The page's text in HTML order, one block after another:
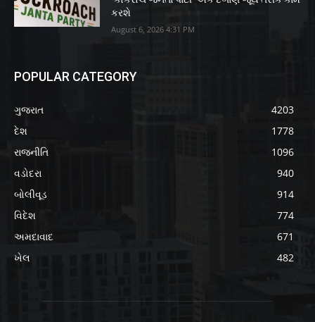
કરશે
August 6, 2026 4:31 PM
POPULAR CATEGORY
ગુજરાત
4203
દેશ
1778
રાજનીતિ
1096
વડોદરા
940
બોલીવૂડ
914
વિદેશ
774
અમદાવાદ
671
ખેલ
482